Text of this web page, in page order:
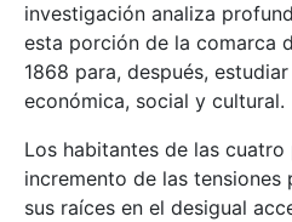
investigación analiza
esta porción de la comarca
1868 para, después,
económica, social y cultural.
Los habitantes de las
incremento de las tensiones
sus raíces en el desigual